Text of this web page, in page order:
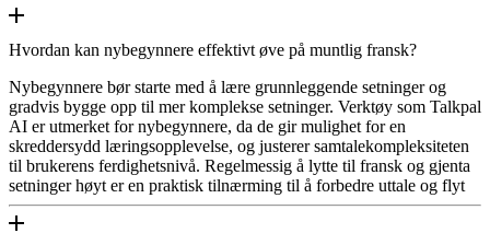
Hvordan kan nybegynnere effektivt øve på muntlig fransk?
Nybegynnere bør starte med å lære grunnleggende setninger og
gradvis bygge opp til mer komplekse setninger. Verktøy som Talkpal
AI er utmerket for nybegynnere, da de gir mulighet for en
skreddersydd læringsopplevelse, og justerer samtalekompleksiteten
til brukerens ferdighetsnivå. Regelmessig å lytte til fransk og gjenta
setninger høyt er en praktisk tilnærming til å forbedre uttale og flyt